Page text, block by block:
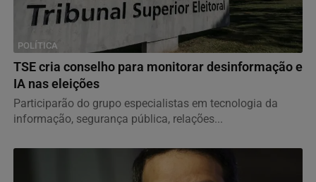
POLÍTICA
TSE cria conselho para monitorar desinformação e
IA nas eleições
Participarão do grupo especialistas em tecnologia da
informação, segurança pública, relações...